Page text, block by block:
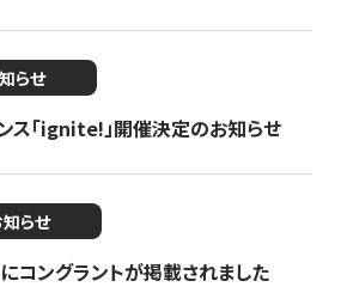
らせ
ス「ignite!」開催決定のお知らせ
らせ
コングラントが掲載されました